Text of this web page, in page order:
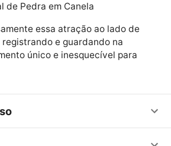
de Pedra em Canela
essa atração ao lado de
registrando e guardando na
único e inesquecível para